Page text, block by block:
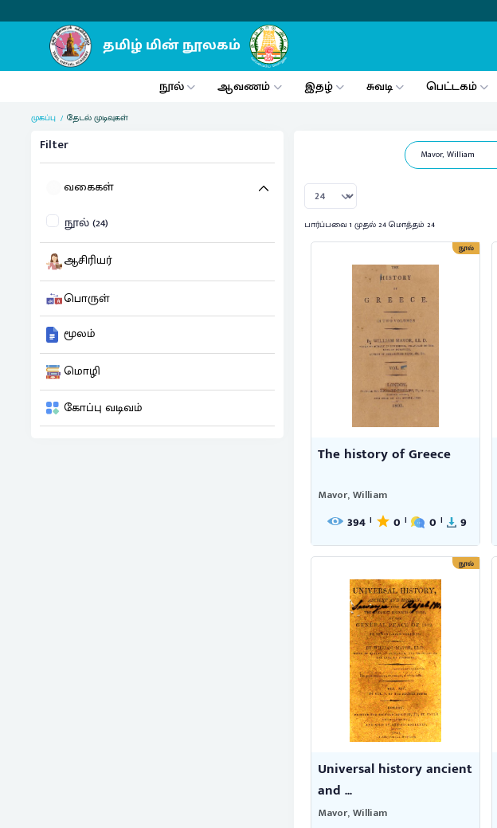
நூல் ஆவணம் இதழ் சுவடி பெட்டகம்
முகப்பு தேடல் முடிவுகள்
Filter
வகைகள்
நூல் (24)
ஆசிரியர்
பொருள்
மூலம்
மொழி
கோப்பு வடிவம்
பார்ப்பவை 1 முதல் 24 மொத்தம் 24
நூல்
The history of Greece
Mavor, William
394 | 0 | 0 | 9
நூல்
Universal history ancient
and ...
Mavor, William